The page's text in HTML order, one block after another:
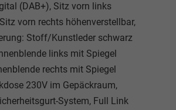
(DAB+), Sitz vorn links
vorn rechts höhenverstellbar,
Stoff/Kunstleder schwarz
links mit Spiegel
rechts mit Spiegel
230V im Gepäckraum,
System, Full Link